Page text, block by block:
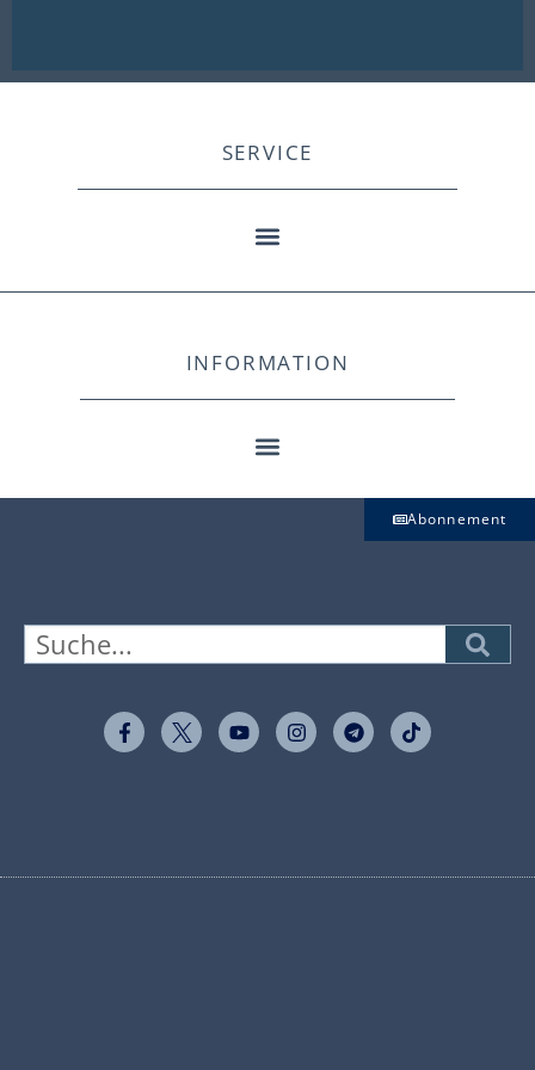
SERVICE
INFORMATION
Abonnement